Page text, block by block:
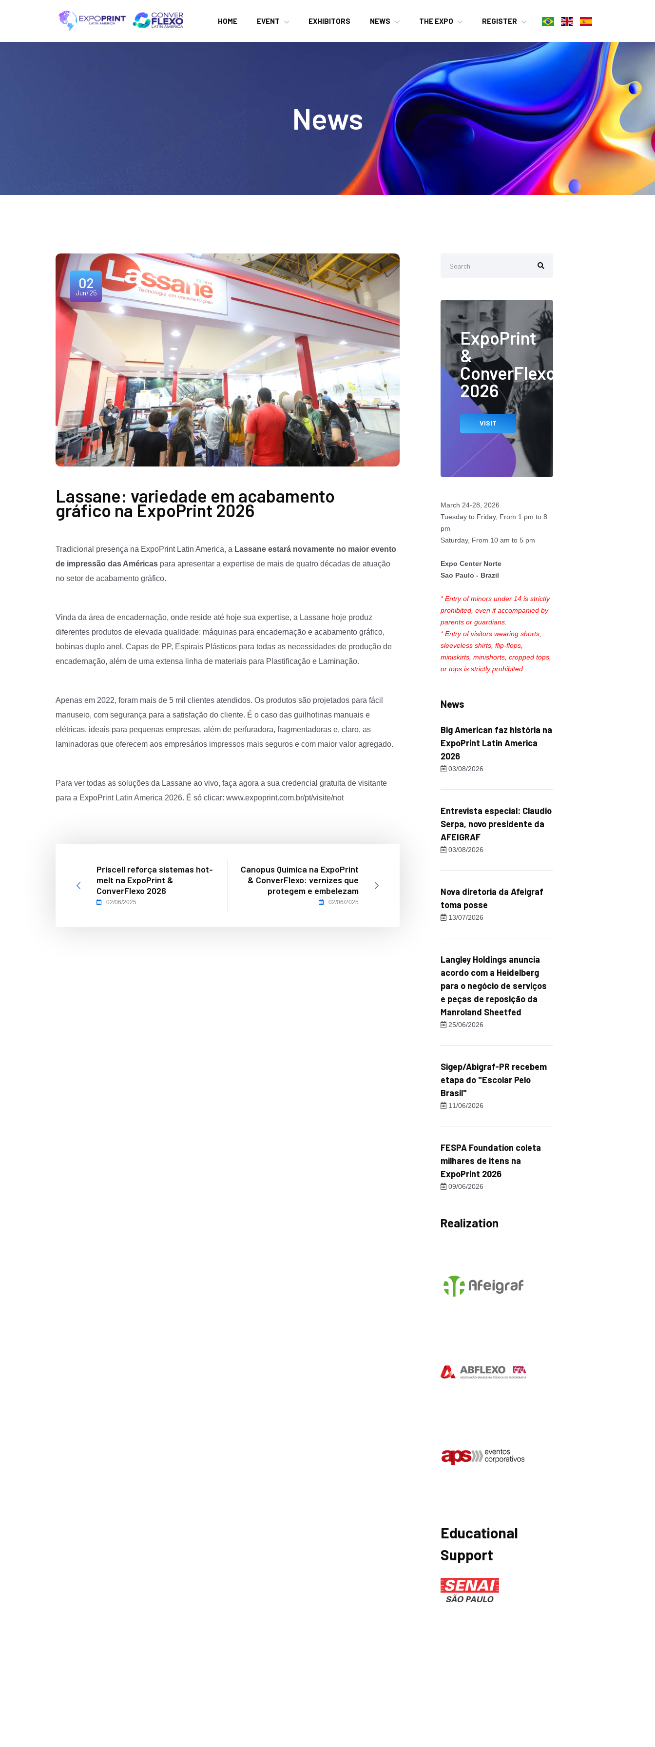
HOME EVENT EXHIBITORS NEWS THE EXPO REGISTER
News
02
Jun/25
Lassane: variedade em acabamento
gráfico na ExpoPrint 2026
Tradicional presença na ExpoPrint Latin America, a Lassane estará novamente no maior evento
de impressão das Américas para apresentar a expertise de mais de quatro décadas de atuação
no setor de acabamento gráfico.
Vinda da área de encadernação, onde reside até hoje sua expertise, a Lassane hoje produz
diferentes produtos de elevada qualidade: máquinas para encadernação e acabamento gráfico,
bobinas duplo anel, Capas de PP, Espirais Plásticos para todas as necessidades de produção de
encadernação, além de uma extensa linha de materiais para Plastificação e Laminação.
Apenas em 2022, foram mais de 5 mil clientes atendidos. Os produtos são projetados para fácil
manuseio, com segurança para a satisfação do cliente. É o caso das guilhotinas manuais e
elétricas, ideais para pequenas empresas, além de perfuradora, fragmentadoras e, claro, as
laminadoras que oferecem aos empresários impressos mais seguros e com maior valor agregado.
Para ver todas as soluções da Lassane ao vivo, faça agora a sua credencial gratuita de visitante
para a ExpoPrint Latin America 2026. É só clicar: www.expoprint.com.br/pt/visite/not
Priscell reforça sistemas hot-
melt na ExpoPrint &
ConverFlexo 2026
02/06/2025
Canopus Química na ExpoPrint
& ConverFlexo: vernizes que
protegem e embelezam
02/06/2025
ExpoPrint
&
ConverFlexo
2026
VISIT
March 24-28, 2026
Tuesday to Friday, From 1 pm to 8
pm
Saturday, From 10 am to 5 pm
Expo Center Norte
Sao Paulo - Brazil
* Entry of minors under 14 is strictly
prohibited, even if accompanied by
parents or guardians.
* Entry of visitors wearing shorts,
sleeveless shirts, flip-flops,
miniskirts, minishorts, cropped tops,
or tops is strictly prohibited.
News
Big American faz história na
ExpoPrint Latin America
2026
03/08/2026
Entrevista especial: Claudio
Serpa, novo presidente da
AFEIGRAF
03/08/2026
Nova diretoria da Afeigraf
toma posse
13/07/2026
Langley Holdings anuncia
acordo com a Heidelberg
para o negócio de serviços
e peças de reposição da
Manroland Sheetfed
25/06/2026
Sigep/Abigraf-PR recebem
etapa do "Escolar Pelo
Brasil"
11/06/2026
FESPA Foundation coleta
milhares de itens na
ExpoPrint 2026
09/06/2026
Realization
Educational
Support